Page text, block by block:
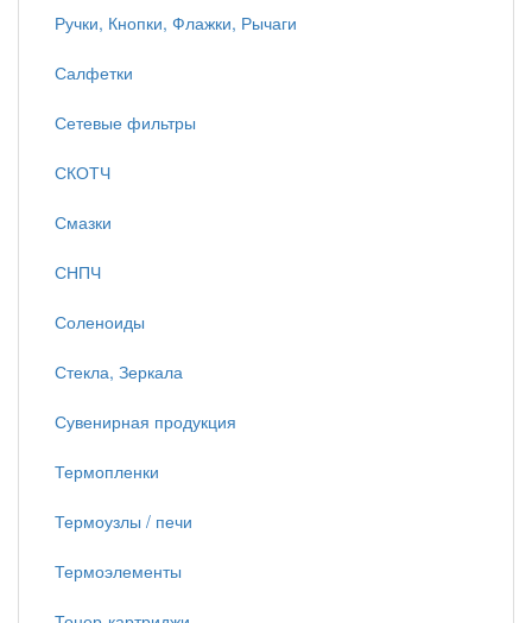
Ручки, Кнопки, Флажки, Рычаги
Салфетки
Сетевые фильтры
СКОТЧ
Смазки
СНПЧ
Соленоиды
Стекла, Зеркала
Сувенирная продукция
Термопленки
Термоузлы / печи
Термоэлементы